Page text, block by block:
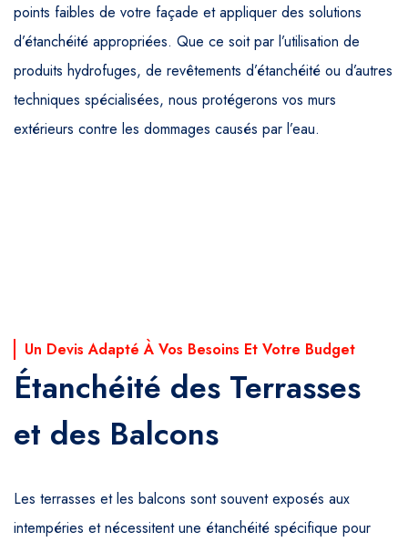
points faibles de votre façade et appliquer des solutions
d’étanchéité appropriées. Que ce soit par l’utilisation de
produits hydrofuges, de revêtements d’étanchéité ou d’autres
techniques spécialisées, nous protégerons vos murs
extérieurs contre les dommages causés par l’eau.
Un Devis Adapté À Vos Besoins Et Votre Budget
Étanchéité des Terrasses
et des Balcons
Les terrasses et les balcons sont souvent exposés aux
intempéries et nécessitent une étanchéité spécifique pour